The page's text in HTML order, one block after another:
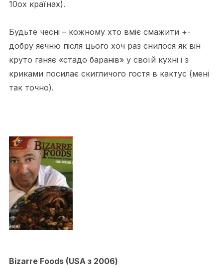
10ох країнах).
Будьте чесні – кожному хто вміє смажити +-
добру яєчню після цього хоч раз снилося як він
круто ганяє «стадо баранів» у своїй кухні і з
криками посилає скигличого гостя в кактус (мені
так точно).
Bizarre Foods (USA з 2006)